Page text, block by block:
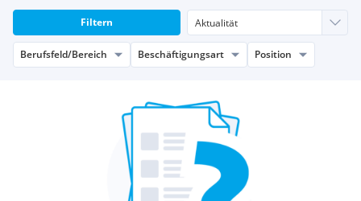
Filtern
Berufsfeld/Bereich Beschäftigungsart Position